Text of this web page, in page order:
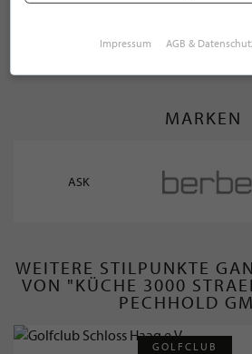
WEITERE KATEGORIEN
MARKEN
ASK
WEITERE STILPUNKTE
VON "KÜCHE 3000
PECHHOLD
GOLFCLUB
Impressum AGB &